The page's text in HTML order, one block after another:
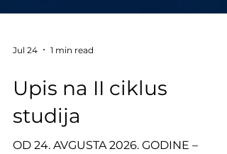
Jul 24
Upis na II ciklus